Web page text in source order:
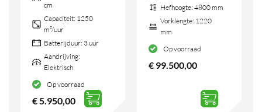
cm
Capaciteit: 1250
m²/uur
Batterijduur: 3 uur
Aandrijving:
Elektrisch
Op voorraad
€5.950,00
Hefhoogte: 4800 mm
Vorklengte: 1220
mm
Op voorraad
€99.500,00